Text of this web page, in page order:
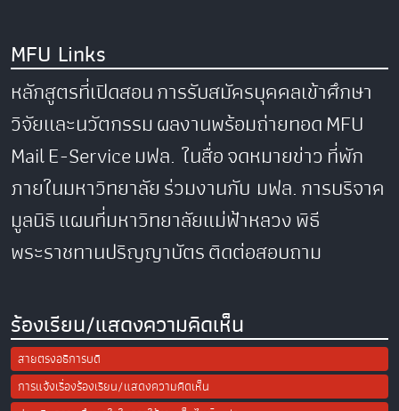
MFU Links
หลักสูตรที่เปิดสอนการรับสมัครบุคคลเข้าศึกษา
วิจัยและนวัตกรรมผลงานพร้อมถ่ายทอดMFU
MailE-Serviceมฟล. ในสื่อจดหมายข่าวที่พัก
ภายในมหาวิทยาลัยร่วมงานกับ มฟล.การบริจาค
มูลนิธิแผนที่มหาวิทยาลัยแม่ฟ้าหลวงพิธี
พระราชทานปริญญาบัตรติดต่อสอบถาม
ร้องเรียน/แสดงความคิดเห็น
สายตรงอธิการบดี
การแจ้งเรื่องร้องเรียน/แสดงความคิดเห็น